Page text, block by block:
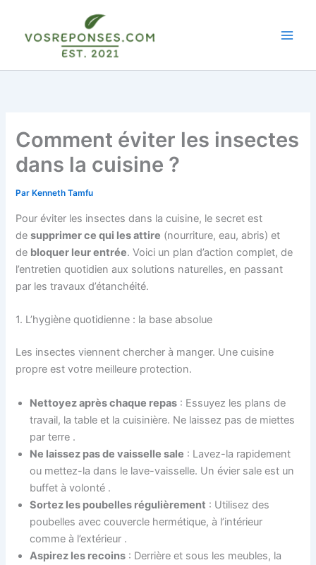
contenu
Comment éviter les insectes
dans la cuisine ?
Par Kenneth Tamfu
Pour éviter les insectes dans la cuisine, le secret est
desupprimer ce qui les attire (nourriture, eau, abris) et
de bloquer leur entrée. Voici un plan d’action complet, de
l’entretien quotidien aux solutions naturelles, en passant
par les travaux d’étanchéité.
1. L’hygiène quotidienne : la base absolue
Les insectes viennent chercher à manger. Une cuisine
propre est votre meilleure protection.
Nettoyez après chaque repas : Essuyez les plans de
travail, la table et la cuisinière. Ne laissez pas de miettes
par terre .
Ne laissez pas de vaisselle sale : Lavez-la rapidement
ou mettez-la dans le lave-vaisselle. Un évier sale est un
buffet à volonté .
Sortez les poubelles régulièrement : Utilisez des
poubelles avec couvercle hermétique, à l’intérieur
comme à l’extérieur .
Aspirez les recoins : Derrière et sous les meubles, la